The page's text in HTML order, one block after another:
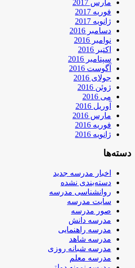
مارس 2017
فوریه 2017
ژانویه 2017
دسامبر 2016
نوامبر 2016
اکتبر 2016
سپتامبر 2016
آگوست 2016
جولای 2016
ژوئن 2016
می 2016
آوریل 2016
مارس 2016
فوریه 2016
ژانویه 2016
دسته‌ها
اخبار مدرسه جدید
دسته‌بندی نشده
روانشناسی مدرسه
سایت مدرسه
صور مدرسه
مدرسه دانش
مدرسه راهنمایی
مدرسه شاهد
مدرسه شبانه روزی
مدرسه معلم